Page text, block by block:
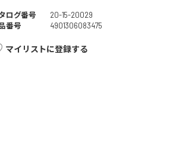
ログ番号
20-15-20029
番号
4901306083475
マイリストに登録する